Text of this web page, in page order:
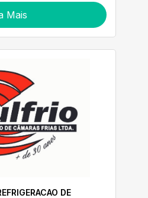
Mais
DE